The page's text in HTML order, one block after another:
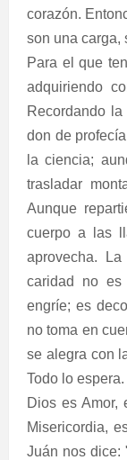
corazón.
son una carga,
Para el que
adquiriendo
Recordando
don de
la ciencia;
trasladar
Aunque
cuerpo a las
aprovecha.
caridad no es
engríe; es
no toma en
se alegra con
Todo lo
Dios es Amor,
Misericordia,
Juán nos dice: